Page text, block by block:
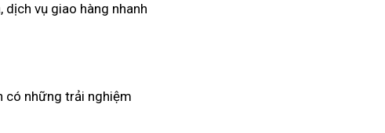
vụ giao hàng nhanh
có những trải nghiệm